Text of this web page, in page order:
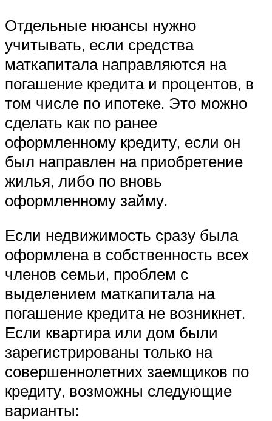
Отдельные нюансы нужно
учитывать, если средства
маткапитала направляются на
погашение кредита и процентов, в
том числе по ипотеке. Это можно
сделать как по ранее
оформленному кредиту, если он
был направлен на приобретение
жилья, либо по вновь
оформленному займу.
Если недвижимость сразу была
оформлена в собственность всех
членов семьи, проблем с
выделением маткапитала на
погашение кредита не возникнет.
Если квартира или дом были
зарегистрированы только на
совершеннолетних заемщиков по
кредиту, возможны следующие
варианты: